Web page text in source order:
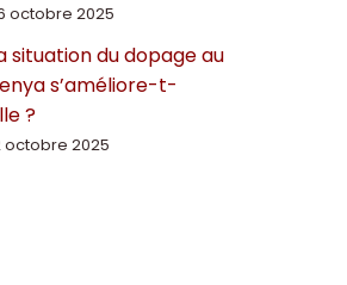
octobre 2025
situation du dopage au
s’améliore-t-
?
octobre 2025